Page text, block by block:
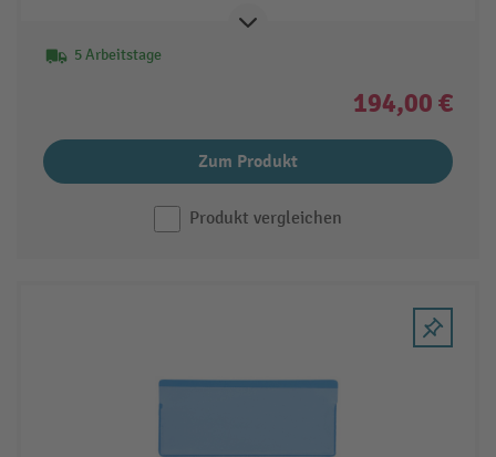
5 Arbeitstage
194,00 €
Zum Produkt
Produkt vergleichen